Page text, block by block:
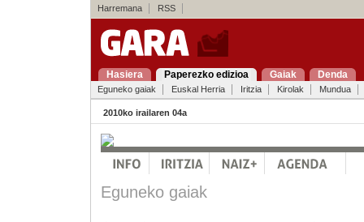
Harremana RSS
Hasiera Paperezko edizioa Gaiak Denda
Eguneko gaiak Euskal Herria Iritzia Kirolak Mundua
2010ko irailaren 04a
Eguneko gaiak